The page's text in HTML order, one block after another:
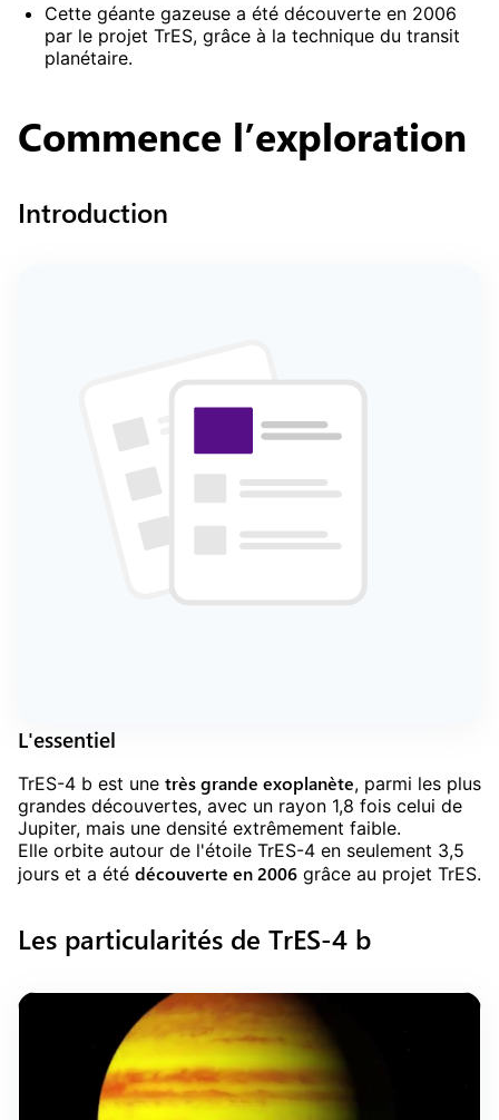
Cette géante gazeuse a été découverte en 2006
par le projet TrES, grâce à la technique du transit
planétaire.
Commence l’exploration
Introduction
L'essentiel
TrES-4 b est une très grande exoplanète, parmi les plus
grandes découvertes, avec un rayon 1,8 fois celui de
Jupiter, mais une densité extrêmement faible.
Elle orbite autour de l'étoile TrES-4 en seulement 3,5
jours et a été découverte en 2006 grâce au projet TrES.
Les particularités de TrES-4 b